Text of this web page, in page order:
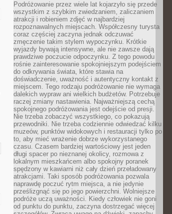
Podróżowanie przez wiele lat kojarzyło się przede
wszystkim z szybkim zwiedzaniem, zaliczaniem
atrakcji i robieniem zdjęć w najbardziej
rozpoznawalnych miejscach. Współczesny turysta
coraz częściej zaczyna jednak odczuwać
zmęczenie takim stylem wypoczynku. Krótkie
wyjazdy bywają intensywne, ale nie zawsze dają
prawdziwe poczucie odpoczynku. Z tego powodu
rośnie zainteresowanie spokojniejszym podejściem
do odkrywania świata, które stawia na
doświadczenie, uważność i autentyczny kontakt z
miejscem. Tego rodzaju podróżowanie nie wymaga
dalekich wypraw ani wielkich budżetów. Potrzebuje
raczej zmiany nastawienia. Najważniejszą cechą
spokojnego podróżowania jest odejście od presji.
Nie trzeba zobaczyć wszystkiego, co pokazują
przewodniki. Nie trzeba codziennie odwiedzać kilku
muzeów, punktów widokowych i restauracji tylko po
to, aby mieć wrażenie dobrze wykorzystanego
czasu. Czasem bardziej wartościowy jest jeden
długi spacer po nieznanej okolicy, rozmowa z
lokalnym mieszkańcem albo spokojny poranek
spędzony w kawiarni niż cały dzień przeładowany
atrakcjami. Taki sposób podróżowania pozwala
naprawdę poczuć rytm miejsca, a nie jedynie
prześlizgnąć się po jego powierzchni. Wolniejsze
podróże uczą uważności. Kiedy człowiek nie goni
od punktu do punktu, zaczyna dostrzegać więcej